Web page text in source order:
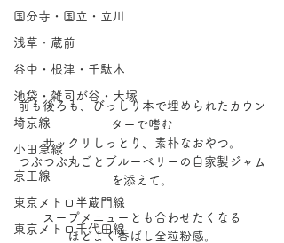
国分寺・国立・立川
浅草・蔵前
谷中・根津・千駄木
池袋・雑司が谷・大塚
埼京線
小田急線
京王線
東京メトロ半蔵門線
東京メトロ千代田線
前も後ろも、びっしり本で埋められたカウン
ターで嗜む
サックリしっとり、素朴なおやつ。
つぶつぶ丸ごとブルーベリーの自家製ジャム
を添えて。
スープメニューとも合わせたくなる
ほどよく香ばし全粒粉感。